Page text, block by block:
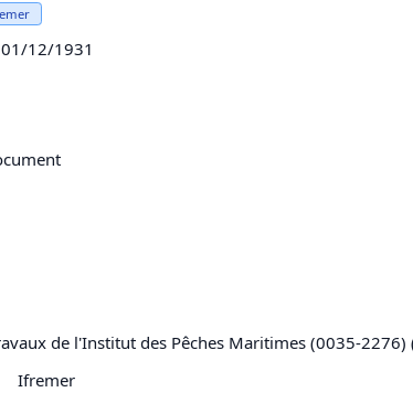
01/12/1931
de l'Institut des Pêches Maritimes (0035-2276)
Ifremer